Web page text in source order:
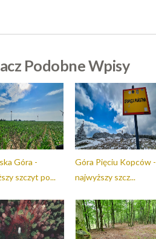
Podobne Wpisy
Góra -
szczyt po...
Góra Pięciu Kopców -
najwyższy szcz...